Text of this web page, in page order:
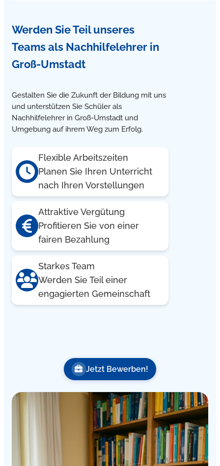
Werden Sie Teil unseres
Teamsals Nachhilfelehrer in
Groß-Umstadt
Gestalten Sie die Zukunft der Bildung mit uns
und unterstützen Sie Schüler als
Nachhilfelehrer in Groß-Umstadt und
Umgebung auf ihrem Weg zum Erfolg.
Flexible Arbeitszeiten
Planen Sie Ihren Unterricht
nach Ihren Vorstellungen
Attraktive Vergütung
Profitieren Sie von einer
fairen Bezahlung
Starkes Team
Werden Sie Teil einer
engagierten Gemeinschaft
Jetzt Bewerben!